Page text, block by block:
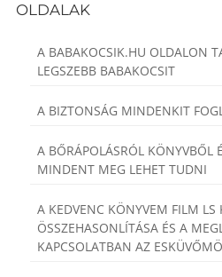
OLDALAK
A BABAKOCSIK.HU OLDALON
LEGSZEBB BABAKOCSIT
A BIZTONSÁG MINDENKIT
A BŐRÁPOLÁSRÓL KÖNYVBŐL
MINDENT MEG LEHET TUDNI
A KEDVENC KÖNYVEM FILM LS
ÖSSZEHASONLÍTÁSA ÉS A
KAPCSOLATBAN AZ